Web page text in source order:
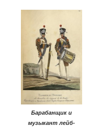
Барабанщик и
музыкант лейб-